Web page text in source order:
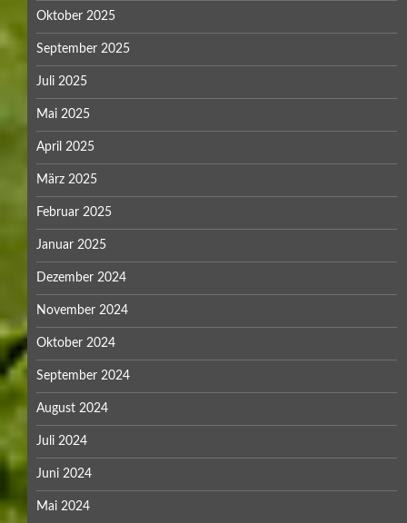
Oktober 2025
September 2025
Juli 2025
Mai 2025
April 2025
März 2025
Februar 2025
Januar 2025
Dezember 2024
November 2024
Oktober 2024
September 2024
August 2024
Juli 2024
Juni 2024
Mai 2024